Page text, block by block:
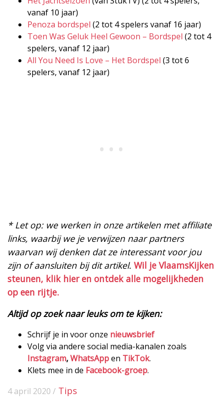
vanaf 10 jaar)
Penoza bordspel (2 tot 4 spelers vanaf 16 jaar)
Toen Was Geluk Heel Gewoon – Bordspel (2 tot 4
spelers, vanaf 12 jaar)
All You Need Is Love – Het Bordspel (3 tot 6
spelers, vanaf 12 jaar)
* Let op: we werken in onze artikelen met affiliate
links, waarbij we je verwijzen naar partners
waarvan wij denken dat ze interessant voor jou
zijn of aansluiten bij dit artikel. Wil je VlaamsKijken
steunen, klik hier en ontdek alle mogelijkheden
op een rijtje.
Altijd op zoek naar leuks om te kijken:
Schrijf je in voor onze nieuwsbrief
Volg via andere social media-kanalen zoals
Instagram,WhatsAppen TikTok.
Klets mee in de Facebook-groep.
4 april 2020 / Tips